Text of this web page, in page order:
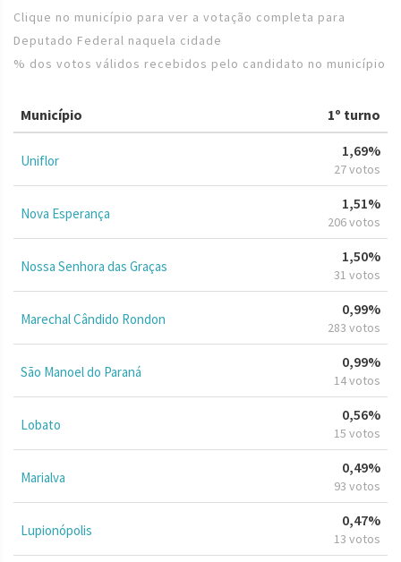
Clique no município para ver a votação completa para
Deputado Federal naquela cidade
% dos votos válidos recebidos pelo candidato no município
Município 1º turno
Uniflor
1,69%
27 votos
Nova Esperança
1,51%
206 votos
Nossa Senhora das Graças
1,50%
31 votos
Marechal Cândido Rondon
0,99%
283 votos
São Manoel do Paraná
0,99%
14 votos
Lobato
0,56%
15 votos
Marialva
0,49%
93 votos
Lupionópolis
0,47%
13 votos